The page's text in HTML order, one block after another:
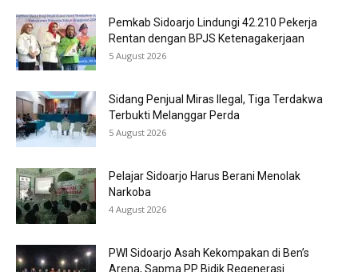
Pemkab Sidoarjo Lindungi 42.210 Pekerja
Rentan dengan BPJS Ketenagakerjaan
5 August 2026
Sidang Penjual Miras Ilegal, Tiga Terdakwa
Terbukti Melanggar Perda
5 August 2026
Pelajar Sidoarjo Harus Berani Menolak
Narkoba
4 August 2026
PWI Sidoarjo Asah Kekompakan di Ben’s
Arena, Sapma PP Bidik Regenerasi